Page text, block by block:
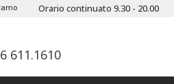
Orario continuato 9.30 - 20.00
611.1610